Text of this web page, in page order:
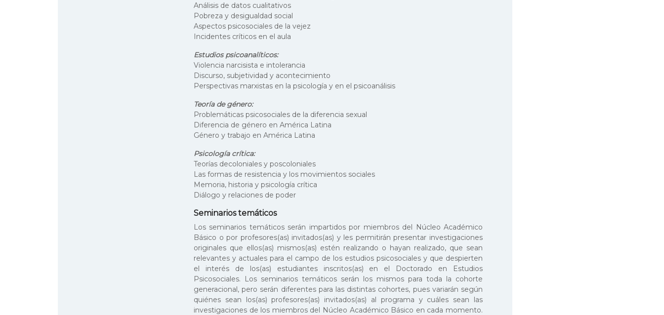
Análisis de datos cualitativos
Pobreza y desigualdad social
Aspectos psicosociales de la vejez
Incidentes críticos en el aula
Estudios psicoanalíticos:
Violencia narcisista e intolerancia
Discurso, subjetividad y acontecimiento
Perspectivas marxistas en la psicología y en el psicoanálisis
Teoría de género:
Problemáticas psicosociales de la diferencia sexual
Diferencia de género en América Latina
Género y trabajo en América Latina
Psicología crítica:
Teorías decoloniales y poscoloniales
Las formas de resistencia y los movimientos sociales
Memoria, historia y psicología crítica
Diálogo y relaciones de poder
Seminarios temáticos
Los seminarios temáticos serán impartidos por miembros del Núcleo Académico
Básico o por profesores(as) invitados(as) y les permitirán presentar investigaciones
originales que ellos(as) mismos(as) estén realizando o hayan realizado, que sean
relevantes y actuales para el campo de los estudios psicosociales y que despierten
el interés de los(as) estudiantes inscritos(as) en el Doctorado en Estudios
Psicosociales. Los seminarios temáticos serán los mismos para toda la cohorte
generacional, pero serán diferentes para las distintas cohortes, pues variarán según
quiénes sean los(as) profesores(as) invitados(as) al programa y cuáles sean las
investigaciones de los miembros del Núcleo Académico Básico en cada momento.